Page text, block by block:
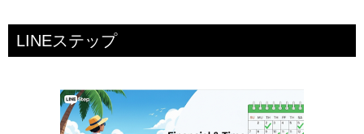
LINEステップ